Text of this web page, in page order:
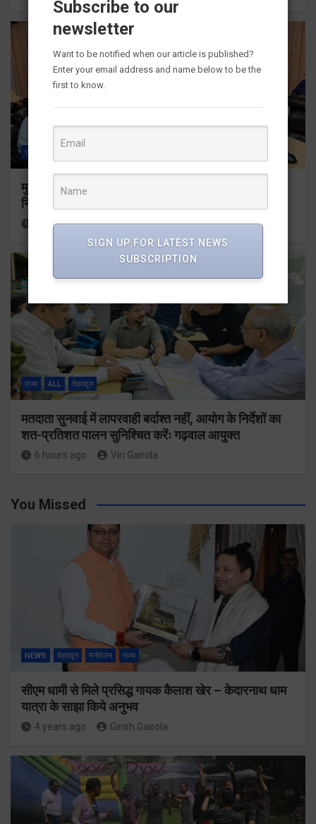
राज्य
मुख्यमंत्री धामी ने उत्तराखंड क्रीड़ा विश्वविद्यालय गौलापार के
निर्माण कार्यों की समीक्षा की
5 hours ago Viri Gairola
राज्य ALL देहरादून
मतदाता सुनवाई में लापरवाही बर्दाश्त नहीं, आयोग के निर्देशों का
शत-प्रतिशत पालन सुनिश्चित करेंः गढ़वाल आयुक्त
6 hours ago Viri Gairola
You Missed
NEWS देहरादून मनोरंजन राज्य
सीएम धामी से मिले प्रसिद्ध गायक कैलाश खेर – केदारनाथ धाम
यात्रा के साझा किये अनुभव
4 years ago Girish Gairola
Subscribe to our
newsletter
Want to be notified when our article is published?
Enter your email address and name below to be the
first to know.
SIGN UP FOR LATEST NEWS
SUBSCRIPTION